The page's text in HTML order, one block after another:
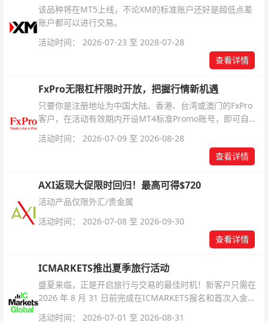
该品种将在MT5上线，不论XM的标准账户还好是超低点差
账户都可以进行交易。
活动时间： 2026-07-23 至 2028-07-28
查看详情
FxPro无限杠杆限时开放，把握行情新机遇
只要你是注册地址为中国大陆、香港、台湾或澳门的FxPro
客户，在活动有效期内开设MT4标准Promo账号，即可自动
活动时间： 2026-07-09 至 2026-08-28
查看详情
AXI返现大促限时回归！最高可得$720
活动产品仅限外汇/贵金属
活动时间： 2026-07-08 至 2026-09-30
查看详情
ICMARKETS推出夏季旅行活动
盛夏来临，正是开启旅行与交易的最佳时机！新客户只需在
2026 年 8 月 31 日前完成在ICMARKETS报名和首次入金即
活动时间： 2026-07-01 至 2026-08-31